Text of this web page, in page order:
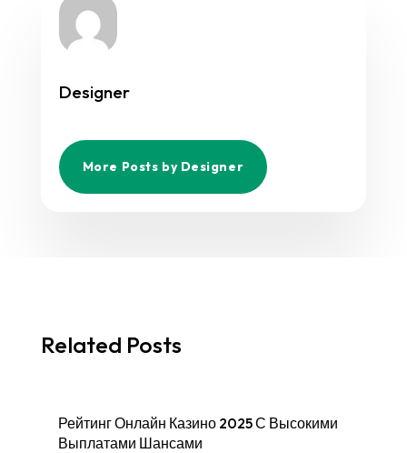
Designer
More Posts by Designer
Related Posts
Рейтинг Онлайн Казино 2025 С Высокими
Выплатами Шансами